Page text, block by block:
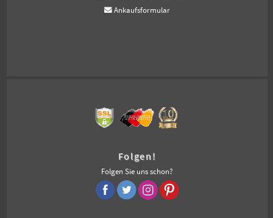
Ankaufsformular
Folgen!
Folgen Sie uns schon?